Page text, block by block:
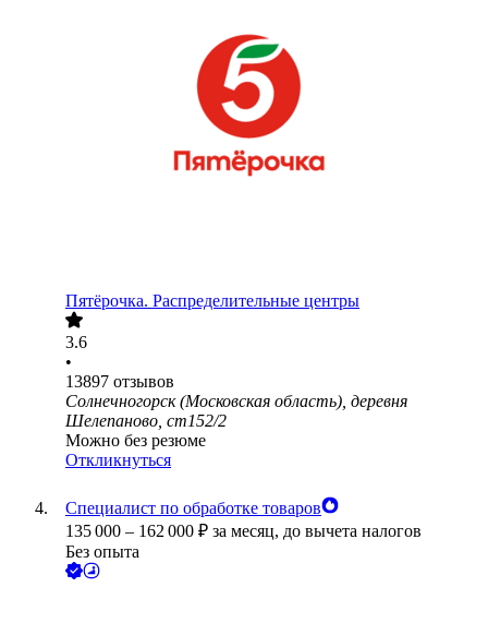
Пятёрочка. Распределительные центры
3.6
•
13897 отзывов
Солнечногорск (Московская область), деревня
Шелепаново, ст152/2
Можно без резюме
Откликнуться
Специалист по обработке товаров
135 000 – 162 000 ₽ за месяц, до вычета налогов
Без опыта